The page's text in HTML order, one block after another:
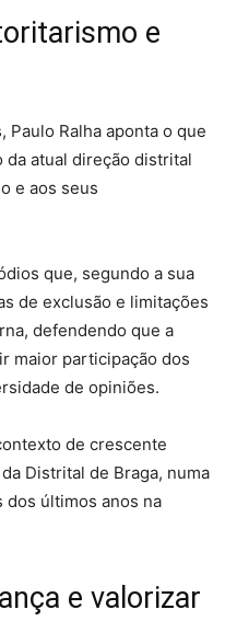
e
Paulo Ralha aponta o que
da atual direção distrital
e aos seus
que, segundo a sua
de exclusão e limitações
defendendo que a
maior participação dos
de opiniões.
de crescente
Distrital de Braga, numa
dos últimos anos na
e valorizar